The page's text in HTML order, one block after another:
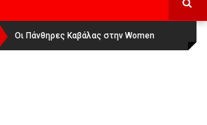
Οι Πάνθηρες Καβάλας στην Women
Basketball League 1
Αναχώρησε για τα Γιάννενα η Εθνική
Γυναικών: